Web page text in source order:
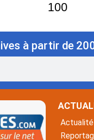
100
à partir de
Actualité